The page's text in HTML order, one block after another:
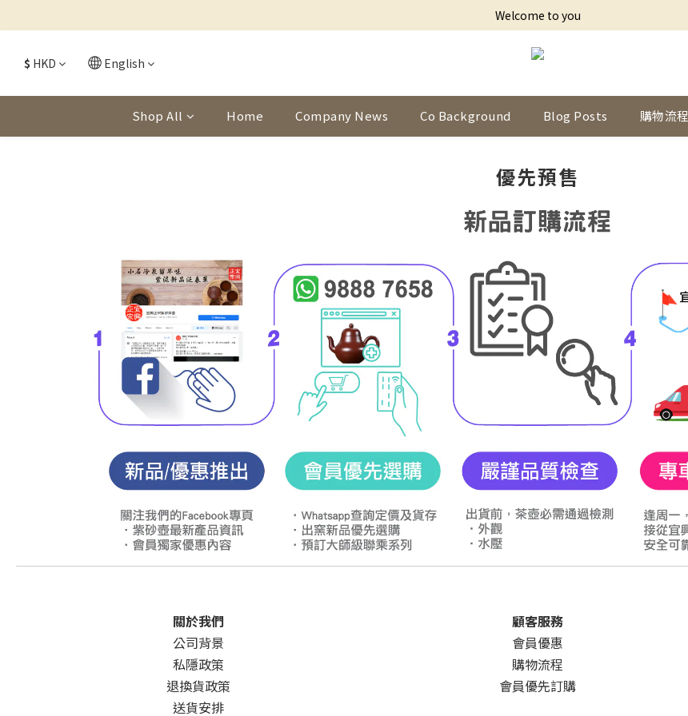
Welcome to you
$ HKD English
Shop All Home Company News Co Background Blog Posts 購物流程
優先預售
關於我們
公司背景
私隱政策
退換貨政策
送貨安排
顧客服務
會員優惠
購物流程
會員優先訂購